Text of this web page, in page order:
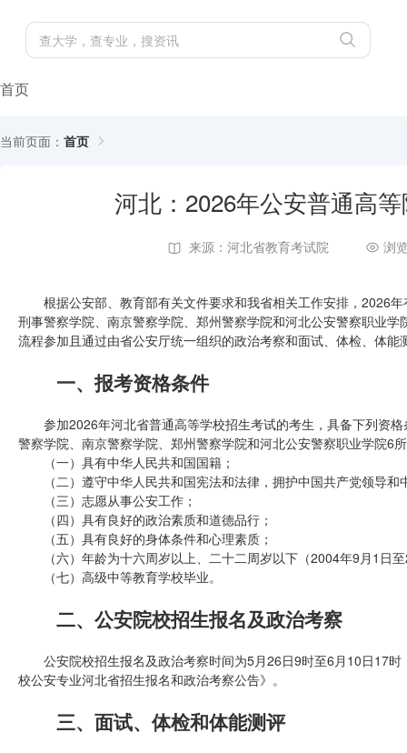
首页
当前页面： 首页
河北：2026年公安普通高
来源：河北省教育考试院 浏
根据公安部、教育部有关文件要求和我省相关工作安排，2026年
刑事警察学院、南京警察学院、郑州警察学院和河北公安警察职业
流程参加且通过由省公安厅统一组织的政治考察和面试、体检、体
一、报考资格条件
参加2026年河北省普通高等学校招生考试的考生，具备下列资格
警察学院、南京警察学院、郑州警察学院和河北公安警察职业学院6
（一）具有中华人民共和国国籍；
（二）遵守中华人民共和国宪法和法律，拥护中国共产党领导和
（三）志愿从事公安工作；
（四）具有良好的政治素质和道德品行；
（五）具有良好的身体条件和心理素质；
（六）年龄为十六周岁以上、二十二周岁以下（2004年9月1日
（七）高级中等教育学校毕业。
二、公安院校招生报名及政治考察
公安院校招生报名及政治考察时间为5月26日9时至6月10日17时
校公安专业河北省招生报名和政治考察公告》。
三、面试、体检和体能测评